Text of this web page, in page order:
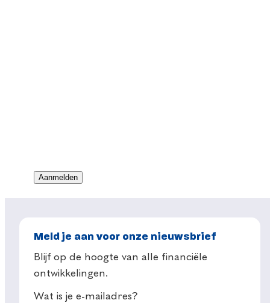
Meld je aan voor onze nieuwsbrief
Blijf op de hoogte van alle financiële
ontwikkelingen.
Wat is je e-mailadres?